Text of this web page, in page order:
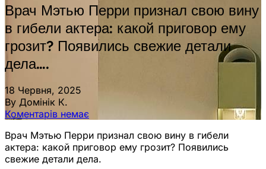
Врач Мэтью Перри признал свою вину
в гибели актера: какой приговор ему
грозит? Появились свежие детали
дела….
18 Червня, 2025
By Домінік К.
Коментарів немає
Врач Мэтью Перри признал свою вину в гибели
актера: какой приговор ему грозит? Появились
свежие детали дела.